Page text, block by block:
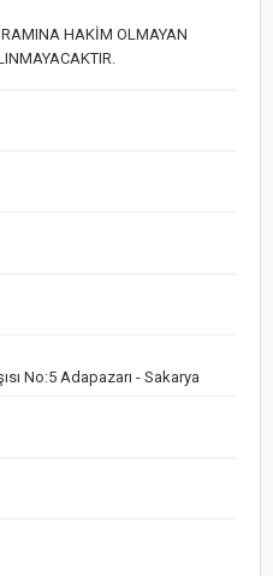
HAKİM OLMAYAN
No:5 Adapazarı - Sakarya